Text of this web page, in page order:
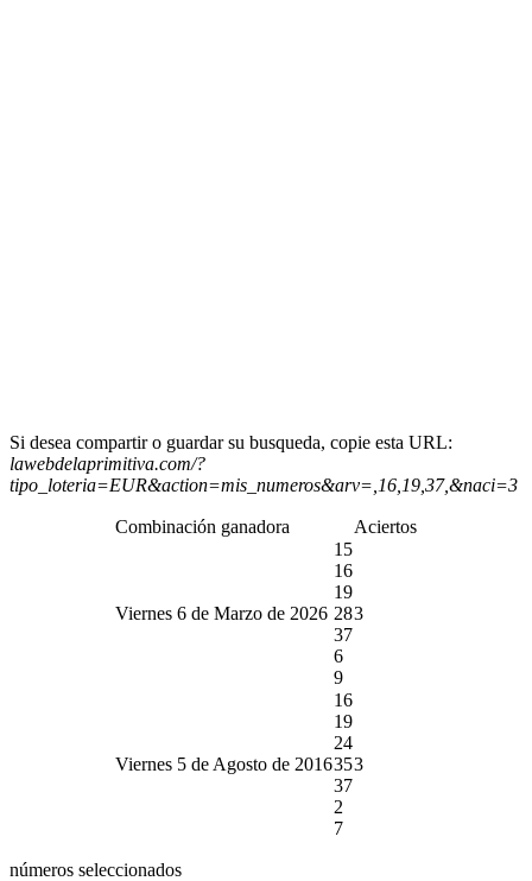
Si desea compartir o guardar su busqueda, copie esta URL:
lawebdelaprimitiva.com/?
tipo_loteria=EUR&action=mis_numeros&arv=,16,19,37,&naci=3
Combinación ganadora Aciertos
Viernes 6 de Marzo de 2026
15
16
19
28
37
6
9
3
Viernes 5 de Agosto de 2016
16
19
24
35
37
2
7
3
números seleccionados